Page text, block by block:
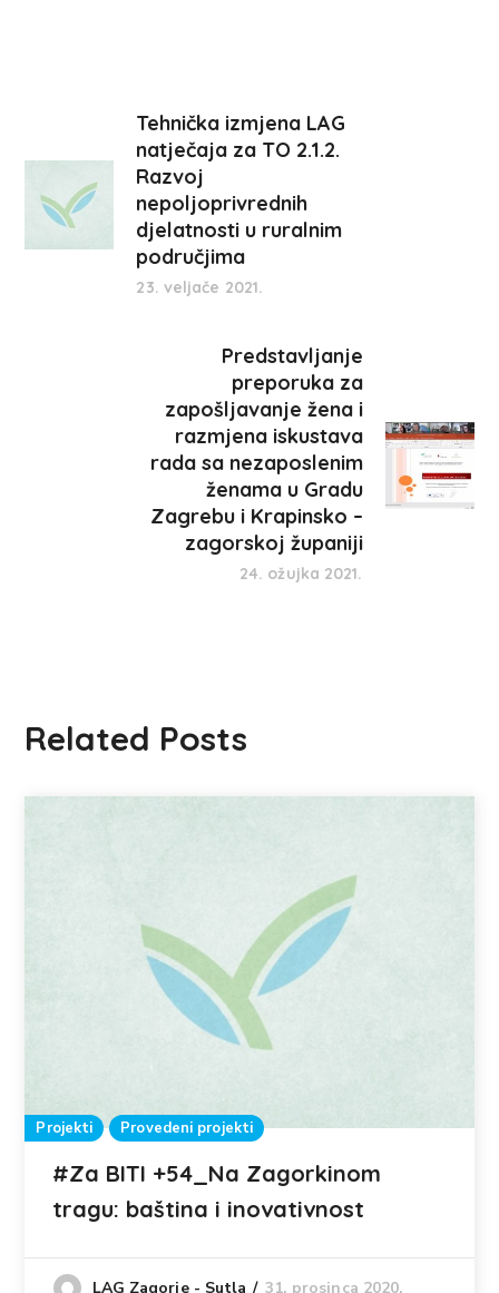
Tehnička izmjena LAG
natječaja za TO 2.1.2.
Razvoj
nepoljoprivrednih
djelatnosti u ruralnim
područjima
23. veljače 2021.
Predstavljanje
preporuka za
zapošljavanje žena i
razmjena iskustava
rada sa nezaposlenim
ženama u Gradu
Zagrebu i Krapinsko –
zagorskoj županiji
24. ožujka 2021.
Related Posts
Projekti Provedeni projekti
#Za BITI +54_Na Zagorkinom
tragu: baština i inovativnost
LAG Zagorje - Sutla 31. prosinca 2020.